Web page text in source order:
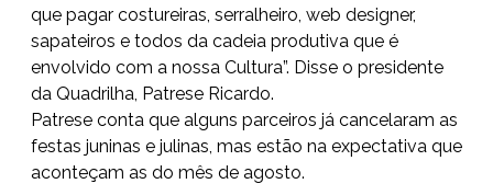
que pagar costureiras, serralheiro, web designer,
sapateiros e todos da cadeia produtiva que é
envolvido com a nossa Cultura”. Disse o presidente
da Quadrilha, Patrese Ricardo.
Patrese conta que alguns parceiros já cancelaram as
festas juninas e julinas, mas estão na expectativa que
aconteçam as do mês de agosto.